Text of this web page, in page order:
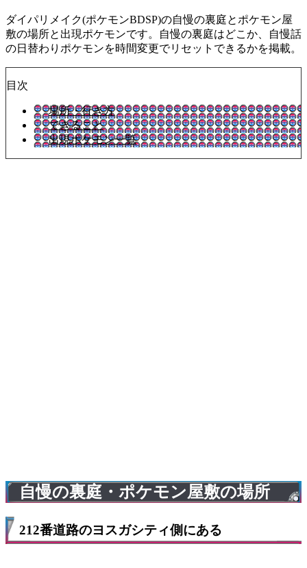
ダイパリメイク(ポケモンBDSP)の自慢の裏庭とポケモン屋
敷の場所と出現ポケモンです。自慢の裏庭はどこか、自慢話
の日替わりポケモンを時間変更でリセットできるかを掲載。
目次
場所・行き方
できること
出現ポケモン一覧
自慢の裏庭・ポケモン屋敷の場所
212番道路のヨスガシティ側にある